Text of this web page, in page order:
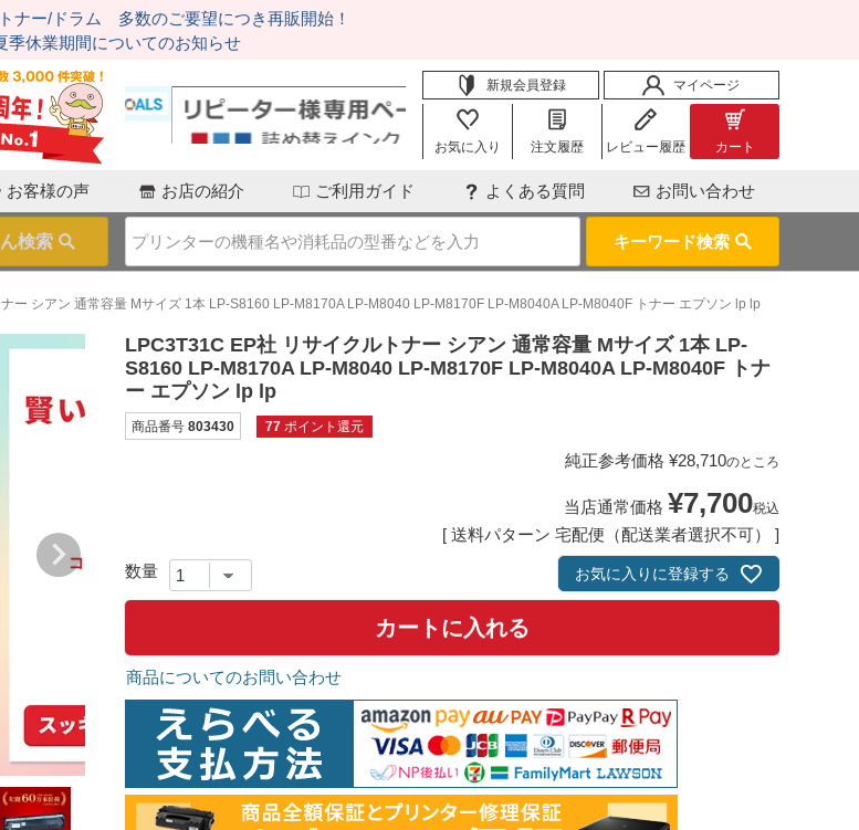
ナー/ドラム 多数のご要望につき再販開始！
季休業期間についてのお知らせ
新規会員登録 マイページ
お気に入り 注文履歴 レビュー履歴 カート
お客様の声 お店の紹介 ご利用ガイド よくある質問 お問い合わせ
キーワード検索
ー シアン 通常容量 Mサイズ 1本 LP-S8160 LP-M8170A LP-M8040 LP-M8170F LP-M8040A LP-M8040F トナー エプソン lp lp
LPC3T31C EP社 リサイクルトナー シアン 通常容量 Mサイズ 1本 LP-
S8160 LP-M8170A LP-M8040 LP-M8170F LP-M8040A LP-M8040F トナ
ー エプソン lp lp
商品番号 803430 77 ポイント還元
純正参考価格 ¥28,710のところ
当店通常価格 ¥7,700税込
送料パターン 宅配便（配送業者選択不可）
お気に入りに登録する
カートに入れる
商品についてのお問い合わせ